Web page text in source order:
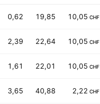
0,62 19,85 10,05 CHF
2,39 22,64 10,05 CHF
1,61 22,01 10,05 CHF
3,65 40,88 2,22 CHF